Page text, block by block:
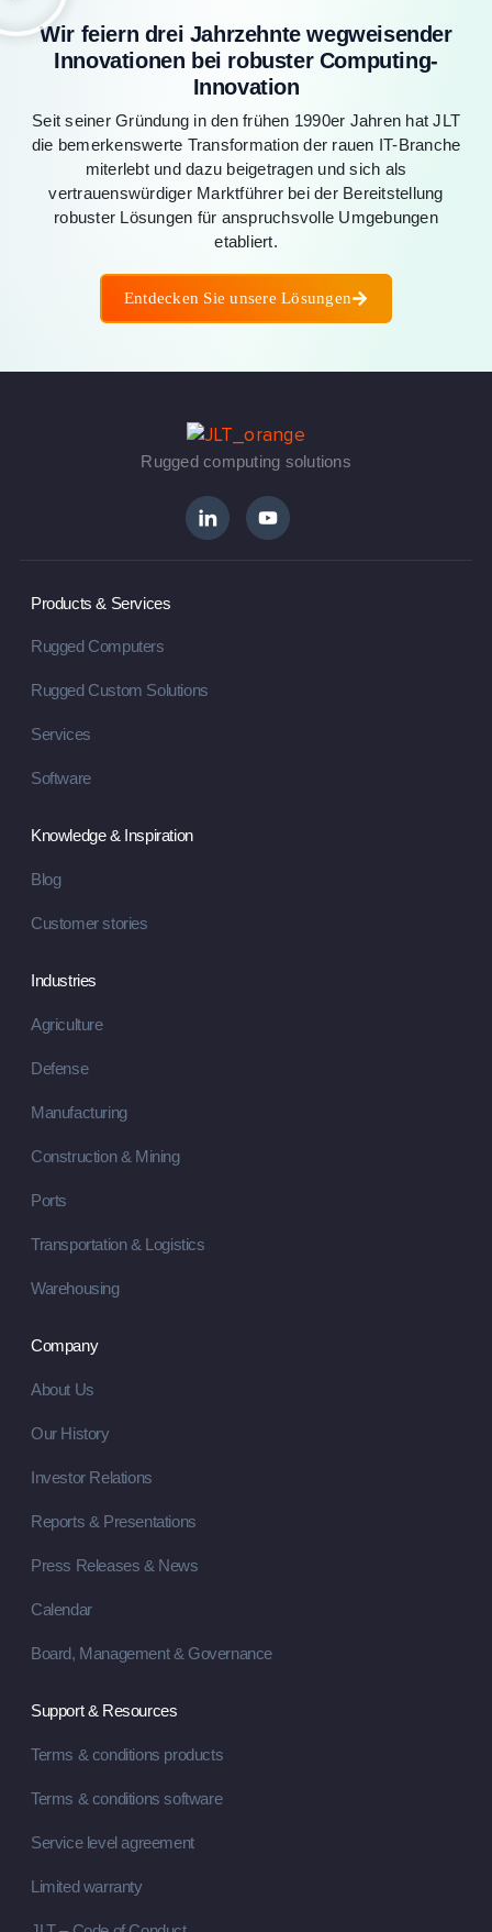
Wir feiern drei Jahrzehnte wegweisender
Innovationen bei robuster Computing-
Innovation
Seit seiner Gründung in den frühen 1990er Jahren hat JLT
die bemerkenswerte Transformation der rauen IT-Branche
miterlebt und dazu beigetragen und sich als
vertrauenswürdiger Marktführer bei der Bereitstellung
robuster Lösungen für anspruchsvolle Umgebungen
etabliert.
Entdecken Sie unsere Lösungen
Rugged computing solutions
Products & Services
Rugged Computers
Rugged Custom Solutions
Services
Software
Knowledge & Inspiration
Blog
Customer stories
Industries
Agriculture
Defense
Manufacturing
Construction & Mining
Ports
Transportation & Logistics
Warehousing
Company
About Us
Our History
Investor Relations
Reports & Presentations
Press Releases & News
Calendar
Board, Management & Governance
Support & Resources
Terms & conditions products
Terms & conditions software
Service level agreement
Limited warranty